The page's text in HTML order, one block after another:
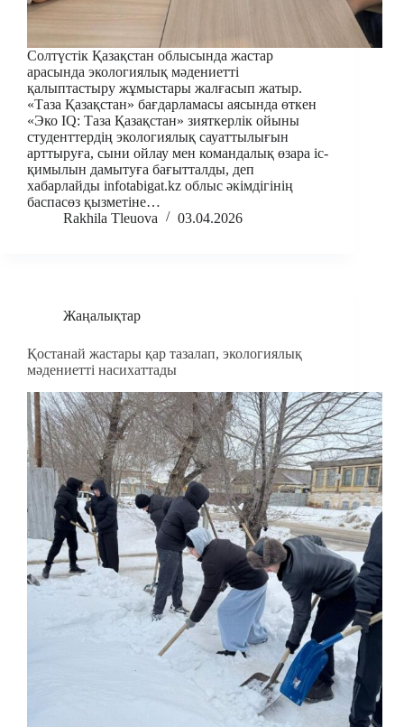
Солтүстік Қазақстан облысында жастар
арасында экологиялық мәдениетті
қалыптастыру жұмыстары жалғасып жатыр.
«Таза Қазақстан» бағдарламасы аясында өткен
«Эко IQ: Таза Қазақстан» зияткерлік ойыны
студенттердің экологиялық сауаттылығын
арттыруға, сыни ойлау мен командалық өзара іс-
қимылын дамытуға бағытталды, деп
хабарлайды infotabigat.kz облыс әкімдігінің
баспасөз қызметіне…
Rakhila Tleuova
03.04.2026
Жаңалықтар
Қостанай жастары қар тазалап, экологиялық
мәдениетті насихаттады